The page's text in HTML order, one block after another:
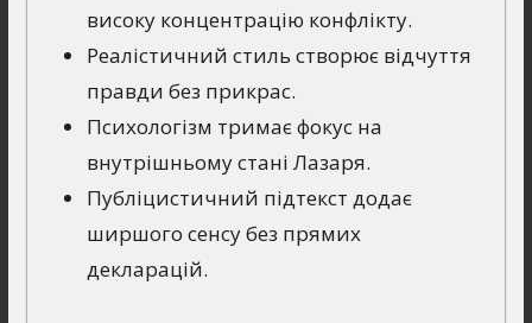
високу концентрацію конфлікту.
Реалістичний стиль створює відчуття
правди без прикрас.
Психологізм тримає фокус на
внутрішньому стані Лазаря.
Публіцистичний підтекст додає
ширшого сенсу без прямих
декларацій.